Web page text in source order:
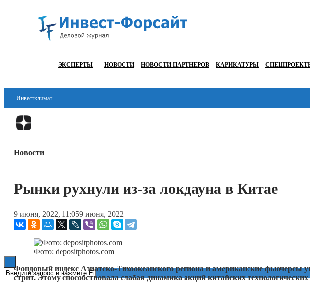
ЭКСПЕРТЫ НОВОСТИ НОВОСТИ ПАРТНЕРОВ КАРИКАТУРЫ
Инвестклимат
Финансы
Блокчейн
ESG
Новости
Рынки рухнули из-за локдауна в Китае
9 июня, 2022, 11:059 июня, 2022
Фото: depositphotos.com
Фондовый индекс Азиатско-Тихоокеанского региона и американские фьючерсы
стрит. Этому способствовала слабая динамика акций китайских